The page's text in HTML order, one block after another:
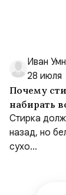
Иван
28 июля
Почему
набирать
Стирка
назад, но
сухо...